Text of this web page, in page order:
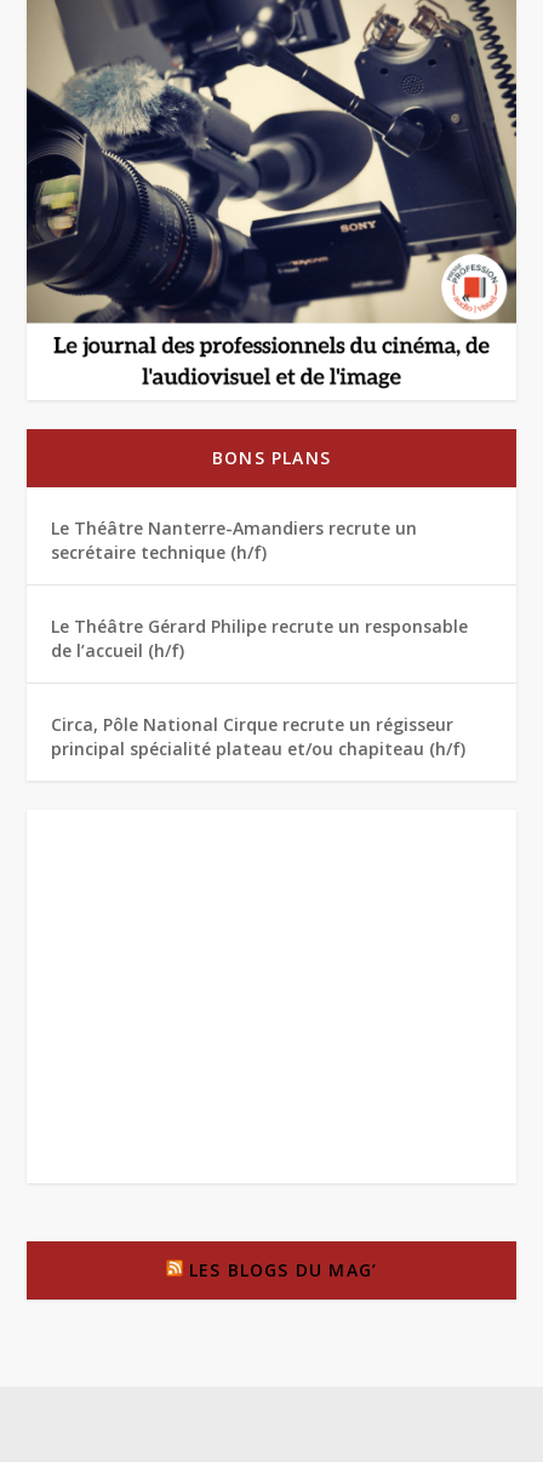
BONS PLANS
Le Théâtre Nanterre-Amandiers recrute un
secrétaire technique (h/f)
Le Théâtre Gérard Philipe recrute un responsable
de l’accueil (h/f)
Circa, Pôle National Cirque recrute un régisseur
principal spécialité plateau et/ou chapiteau (h/f)
LES BLOGS DU MAG’